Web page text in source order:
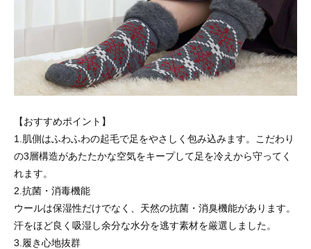
【おすすめポイント】
1.肌側はふわふわの起毛で足をやさしく包み込みます。こだわり
の3層構造があたたかな空気をキープして足を冷えから守ってく
れます。
2.抗菌・消毒機能
ウールは保湿性だけでなく、天然の抗菌・消臭機能があります。
汗をほど良く吸湿し余分な水分を逃す素材を厳選しました。
3.履き心地抜群